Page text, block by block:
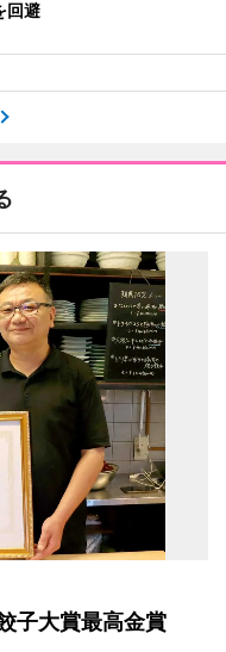
回避
子大賞最高金賞